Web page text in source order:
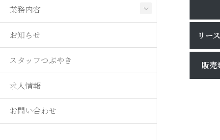
業務内容
お知らせ
スタッフつぶやき
求人情報
お問い合わせ
リー
販売